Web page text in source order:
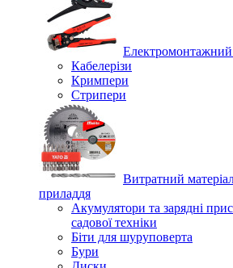
Електромонтажний
Кабелерізи
Кримпери
Стрипери
Витратний
приладдя
Акумулятори та зарядні
садової техніки
Біти для шуруповерта
Бури